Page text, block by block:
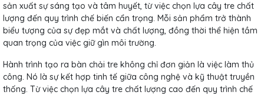
sản xuất sự sáng tạo và tâm huyết, từ việc chọn lựa cây tre chất
lượng đến quy trình chế biến cẩn trọng. Mỗi sản phẩm trở thành
biểu tượng của sự đẹp mắt và chất lượng, đồng thời thể hiện tầm
quan trọng của việc giữ gìn môi trường.
Hành trình tạo ra bàn chải tre không chỉ đơn giản là việc làm thủ
công. Nó là sự kết hợp tinh tế giữa công nghệ và kỹ thuật truyền
thống. Từ việc chọn lựa cây tre chất lượng cao đến quy trình chế